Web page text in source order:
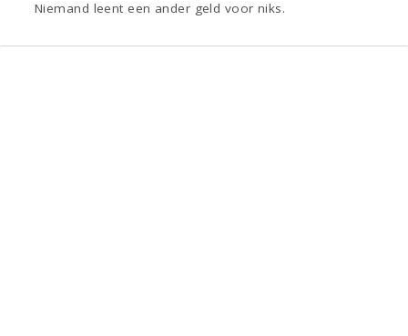
Niemand leent een ander geld voor niks.